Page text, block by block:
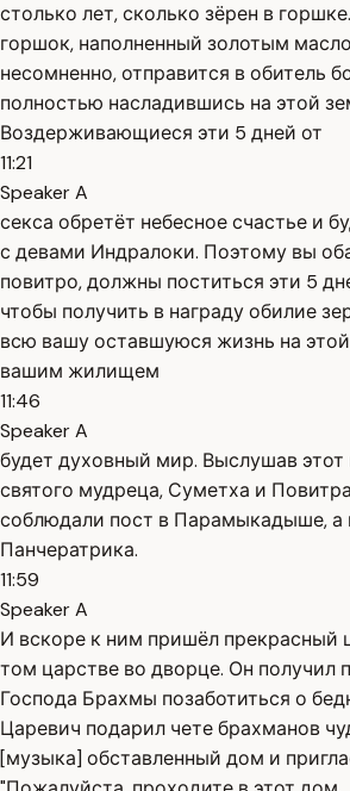
столько лет, сколько зёрен в
горшок, наполненный золотым
несомненно, отправится в обитель
полностью насладившись на этой
Воздерживающиеся эти 5 дней от
11:21
Speaker A
секса обретёт небесное счастье и
с девами Индралоки. Поэтому вы
повитро, должны поститься эти 5
чтобы получить в награду обилие
всю вашу оставшуюся жизнь на
вашим жилищем
11:46
Speaker A
будет духовный мир. Выслушав этот
святого мудреца, Суметха и
соблюдали пост в Парамыкадыше, а
Панчератрика.
11:59
Speaker A
И вскоре к ним пришёл прекрасный
том царстве во дворце. Он получил
Господа Брахмы позаботиться о
Царевич подарил чете брахманов
[музыка] обставленный дом и